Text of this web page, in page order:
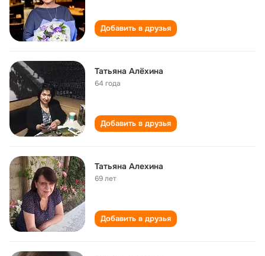
Добавить в друзья
Татьяна Алёхина
64 года
Добавить в друзья
Татьяна Алехина
69 лет
Добавить в друзья